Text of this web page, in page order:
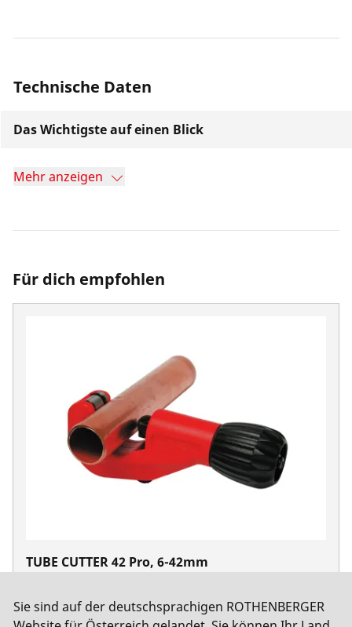
Technische Daten
Das Wichtigste auf einen Blick
Mehr anzeigen
Für dich empfohlen
TUBE CUTTER 42 Pro, 6-42mm
Sie sind auf der deutschsprachigen ROTHENBERGER